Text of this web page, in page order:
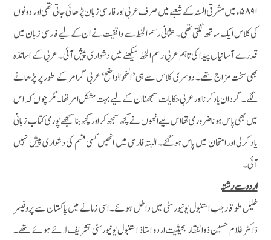
۵۸۹۱ء میں مشرقی السنہ کے شعبے میں صرف عربی اور فارسی زبان پڑھائی جاتی تھی اور دونوں
کی کلاس ایک ساتھ لگتی تھی۔ عثمانی رسم الخط سے واقفیت نے ان کے لیے فارسی زبان میں
قدرے آسانیاں پیدا کی تاہم عربی رسم الخط سیکھنے میں دشواری پیش آئی۔ عربی کے اساتذہ
بھی سخت مزاج تھے۔ دوسری کلاس سے ہی ’النحوالواضح‘ عربی گرامر کے طور پر پڑھانے
لگے۔ گردان یاد کرنا اور عربی حکایات سمجھنا ان کے لیے بہت مشکل امر تھا۔ مگر چوں کہ اس
میں بھی پاس ہونا ضروری تھا اس لیے انھوں نے کچھ سمجھ کراور کچھ بنا سمجھے پوری کتاب زبانی
یاد کرلی اور امتحان میں پاس ہوگئے۔ البتہ فارسی میں انھیں کسی قسم کی دشواری پیش نہیں
آئی۔
اردو سے رشتہ
خلیل طوقارجب استنبول یونیور سٹی میں داخل ہوئے۔ اسی زمانے میں پاکستان سے پروفیسر
ڈاکٹر غلام حسین ذوالفقار بحیثیت اردو استاذ استنبول یونیورسٹی تشریف لائے ہوئے تھے۔